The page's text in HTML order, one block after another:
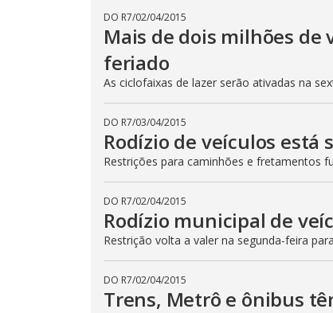
DO R7/02/04/2015
Mais de dois milhões de
feriado
As ciclofaixas de lazer serão ativadas na
DO R7/03/04/2015
Rodízio de veículos está
Restrições para caminhões e fretamentos
DO R7/02/04/2015
Rodízio municipal de
Restrição volta a valer na segunda-feira
DO R7/02/04/2015
Trens, Metrô e ônibus